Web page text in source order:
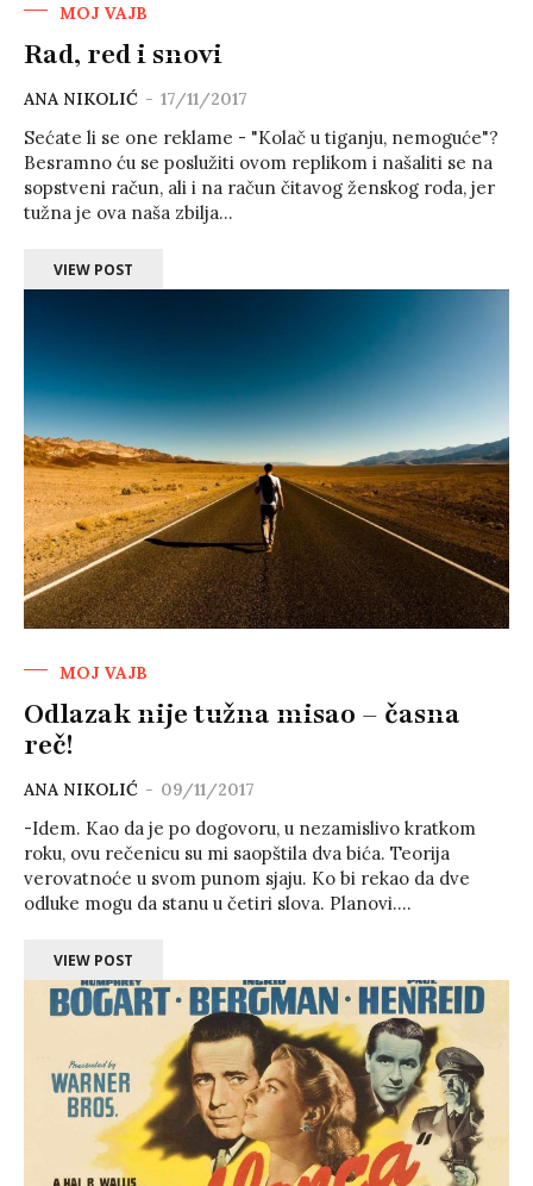
MOJ VAJB
Rad, red i snovi
ANA NIKOLIĆ - 17/11/2017
Sećate li se one reklame - "Kolač u tiganju, nemoguće"?
Besramno ću se poslužiti ovom replikom i našaliti se na
sopstveni račun, ali i na račun čitavog ženskog roda, jer
tužna je ova naša zbilja...
VIEW POST
MOJ VAJB
Odlazak nije tužna misao – časna
reč!
ANA NIKOLIĆ - 09/11/2017
-Idem. Kao da je po dogovoru, u nezamislivo kratkom
roku, ovu rečenicu su mi saopštila dva bića. Teorija
verovatnoće u svom punom sjaju. Ko bi rekao da dve
odluke mogu da stanu u četiri slova. Planovi....
VIEW POST